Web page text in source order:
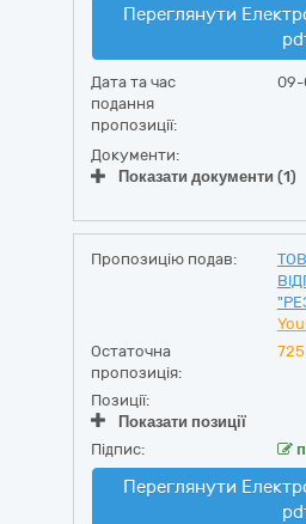
Переглянути
Дата та час
подання
пропозиції:
09-
Документи:
Показати документи (1)
Пропозицію подав:
Остаточна
пропозиція:
Позиції:
Показати позиції
Підпис:
Переглянути